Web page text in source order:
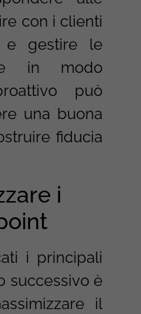
con i clienti
e gestire le
in modo
può
una buona
fiducia
i
i principali
successivo è
il